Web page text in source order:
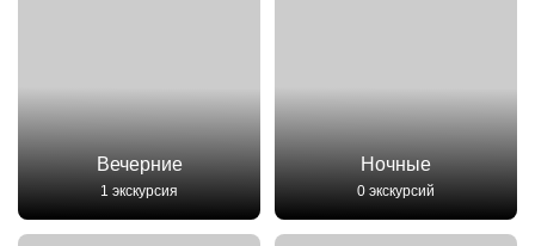
Вечерние
1 экскурсия
Ночные
0 экскурсий